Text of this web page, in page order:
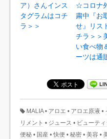
ア）さんインス
タグラムはコチ
ラ＞＞
☆コロナ
粛中『お
せ』リス
チラ＞＞
い食べ物
ーツは通
MALIA• アロエ • アロエ原液 •
リメント • ジュース • ビューテ
便秘 • 国産 •快便 • 秘密 • 美容 •